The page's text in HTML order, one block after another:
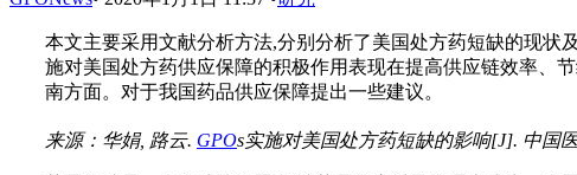
本文主要采用文献分析方法,分别分析了美国处方药短缺的现状
施对美国处方药供应保障的积极作用表现在提高供应链效率、
南方面。对于我国药品供应保障提出一些建议。
来源：华娟, 路云. GPOs实施对美国处方药短缺的影响[J]. 中国